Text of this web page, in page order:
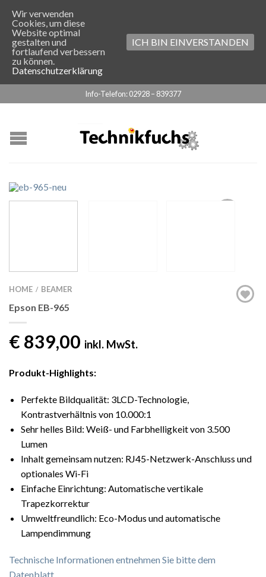
Info-Telefon: 02928 – 839377
HOME / BEAMER
Epson EB-965
€ 839,00 inkl. MwSt.
Produkt-Highlights:
Perfekte Bildqualität: 3LCD-Technologie,
Kontrastverhältnis von 10.000:1
Sehr helles Bild: Weiß- und Farbhelligkeit von 3.500
Lumen
Inhalt gemeinsam nutzen: RJ45-Netzwerk-Anschluss und
optionales Wi-Fi
Einfache Einrichtung: Automatische vertikale
Trapezkorrektur
Umweltfreundlich: Eco-Modus und automatische
Lampendimmung
Technische Informationen entnehmen Sie bitte dem
Datenblatt
Wir verwenden
Cookies, um diese
Website optimal
gestalten und
fortlaufend verbessern
zu können.
Datenschutzerklärung
ICH BIN EINVERSTANDEN